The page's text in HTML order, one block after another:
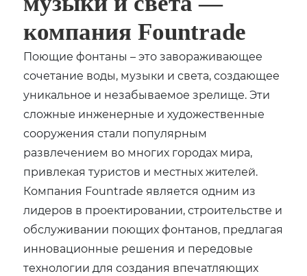
компания Fountrade
Поющие фонтаны – это завораживающее
сочетание воды, музыки и света, создающее
уникальное и незабываемое зрелище. Эти
сложные инженерные и художественные
сооружения стали популярным
развлечением во многих городах мира,
привлекая туристов и местных жителей.
Компания Fountrade является одним из
лидеров в проектировании, строительстве и
обслуживании поющих фонтанов, предлагая
инновационные решения и передовые
технологии для создания впечатляющих